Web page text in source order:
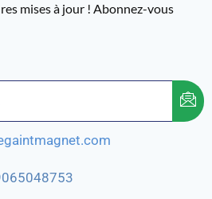
mises à jour ! Abonnez-vous